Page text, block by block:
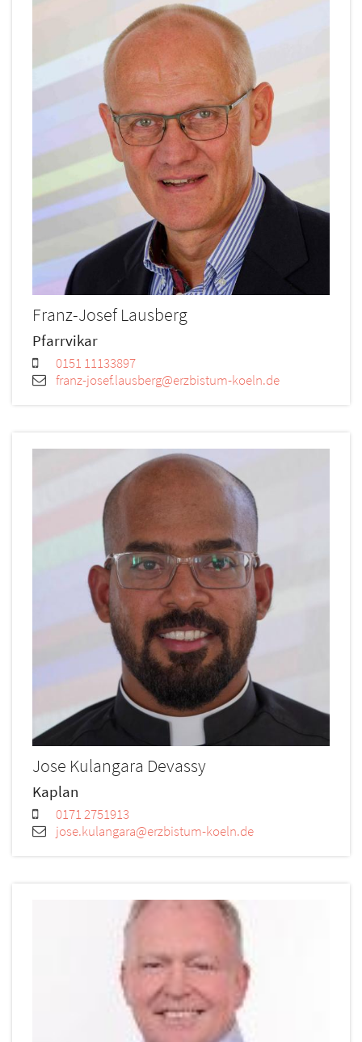
Franz-JosefLausberg
Pfarrvikar
0151 11133897
franz-josef.lausberg@erzbistum-koeln.de
Jose Kulangara Devassy
Kaplan
0171 2751913
jose.kulangara@erzbistum-koeln.de